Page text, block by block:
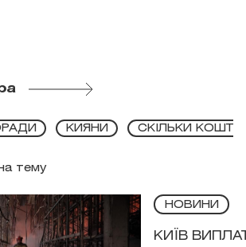
тему
КИЯНИ СКІЛЬКИ
НОВИНИ
КИЇВ